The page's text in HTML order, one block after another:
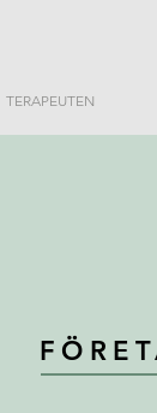
TERAPEUTEN